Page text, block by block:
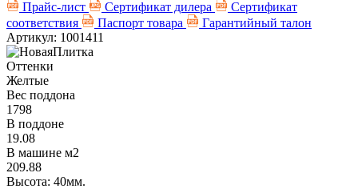
Прайс-лист Сертификат дилера
Сертификат
соответствия
Паспорт товара
Гарантийный талон
Артикул: 1001411
Оттенки
Желтые
Вес поддона
1798
В поддоне
19.08
В машине м2
209.88
Высота: 40мм.